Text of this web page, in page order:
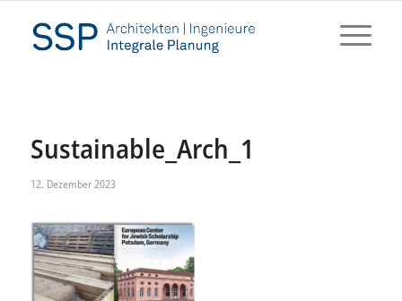
Sustainable_Arch_1
12. Dezember 2023